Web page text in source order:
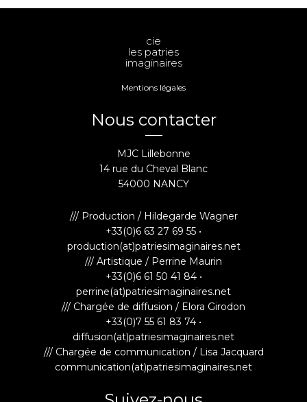
cie
les patries
imaginaires
Mentions légales
Nous contacter
MJC Lillebonne
14 rue du Cheval Blanc
54000 NANCY
/// Production / Hildegarde Wagner
+33(0)6 63 27 69 55 •
production(at)patriesimaginaires.net
/// Artistique / Perrine Maurin
+33(0)6 61 50 41 84 •
perrine(at)patriesimaginaires.net
/// Chargée de diffusion / Elora Girodon
+33(0)7 55 61 83 74 •
diffusion(at)patriesimaginaires.net
/// Chargée de communication / Lisa Jacquard
communication(at)patriesimaginaires.net